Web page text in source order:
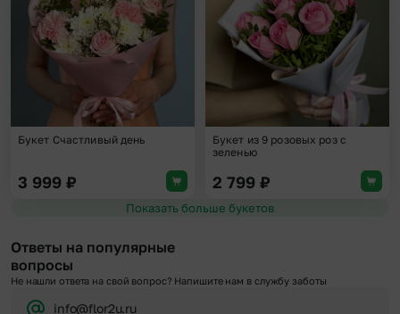
Букет Счастливый день
3 999 ₽
Букет из 9 розовых роз с
зеленью
2 799 ₽
Показать больше букетов
Ответы на популярные
вопросы
Не нашли ответа на свой вопрос? Напишите нам в службу заботы
info@flor2u.ru